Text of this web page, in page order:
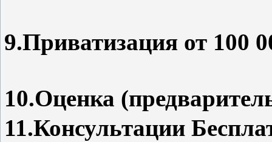
9.Приватизация от 100
10.Оценка
11.Консультации